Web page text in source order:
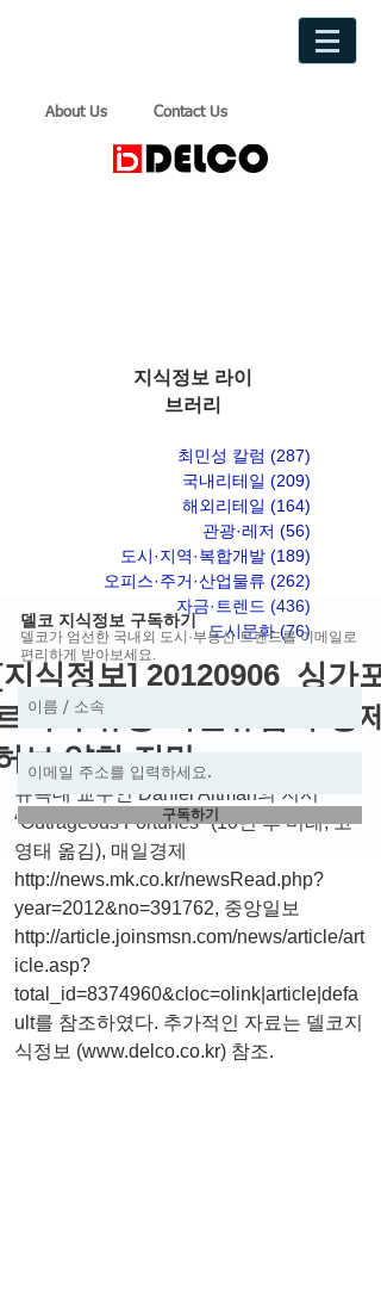
About Us Contact Us
지식정보 라이
브러리
최민성 칼럼 (287)
국내리테일 (209)
해외리테일 (164)
관광·레저 (56)
도시·지역·복합개발 (189)
오피스·주거·산업물류 (262)
자금·트렌드 (436)
도시문화 (76)게시물 76
식정보] 20120906_싱가포
의 부유층 이민유입과 경제
브 약화 전망
뉴욕대 교수인 Daniel Altman의 저서
“Outrageous Fortunes" (10년 후 미래, 고
영태 옮김), 매일경제
http://news.mk.co.kr/newsRead.php?
year=2012&no=391762, 중앙일보
http://article.joinsmsn.com/news/article/art
icle.asp?
total_id=8374960&cloc=olink|article|defa
ult를 참조하였다. 추가적인 자료는 델코지
식정보 (www.delco.co.kr) 참조.
델코 지식정보 구독하기
델코가 엄선한 국내외 도시·부동산 트렌드를 이메일로
편리하게 받아보세요.
구독하기